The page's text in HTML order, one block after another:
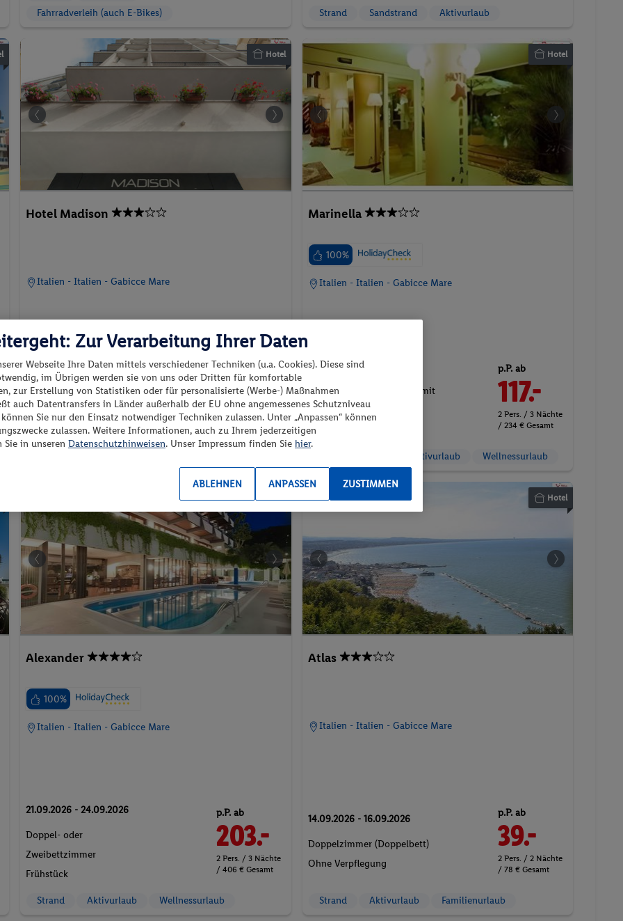
Fahrradverleih (auch E-Bikes)
Strand Sandstrand Aktivurlaub
Hotel
Hotel Madison
Italien - Italien - Gabicce Mare
08.09.2026 - 10.09.2026
Doppel Standard Zimmer
Frühstück
p.P. ab
83.-
2 Pers. / 2 Nächte
/ 166 € Gesamt
Hotel
Marinella
100%
Italien - Italien - Gabicce Mare
20.09.2026 - 23.09.2026
Doppel-/Zweibettzimmer mit
Aussicht
Frühstück
p.P. ab
117.-
2 Pers. / 3 Nächte
/ 234 € Gesamt
Aktivurlaub Wellnessurlaub
Hotel
Alexander
100%
Italien - Italien - Gabicce Mare
21.09.2026 - 24.09.2026
Doppel- oder
Zweibettzimmer
Frühstück
p.P. ab
203.-
2 Pers. / 3 Nächte
/ 406 € Gesamt
Strand Aktivurlaub Wellnessurlaub
Hotel
Atlas
Italien - Italien - Gabicce Mare
14.09.2026 - 16.09.2026
Doppelzimmer (Doppelbett)
Ohne Verpflegung
p.P. ab
39.-
2 Pers. / 2 Nächte
/ 78 € Gesamt
Strand Aktivurlaub Familienurlaub
Zur Verarbeitung Ihrer Daten
Webseite Ihre Daten mittels verschiedener Techniken (u.a. Cookies). Diese sind
im Übrigen werden sie von uns oder Dritten für komfortable
zur Erstellung von Statistiken oder für personalisierte (Werbe-) Maßnahmen
auch Datentransfers in Länder außerhalb der EU ohne angemessenes Schutzniveau
Sie nur den Einsatz notwendiger Techniken zulassen. Unter „Anpassen“ können
zulassen. Weitere Informationen, auch zu Ihrem jederzeitigen
in unseren Datenschutzhinweisen. Unser Impressum finden Sie hier.
ZUSTIMMEN
ANPASSEN
ABLEHNEN